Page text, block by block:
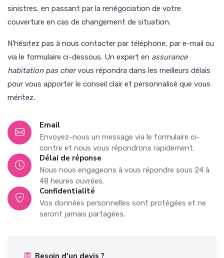
sinistres, en passant par la renégociation de votre
couverture en cas de changement de situation.
N'hésitez pas à nous contacter par téléphone, par e-mail ou
via le formulaire ci-dessous. Un expert en assurance
habitation pas chervous répondra dans les meilleurs délais
pour vous apporter le conseil clair et personnalisé que vous
méritez.
Email
Envoyez-nous un message via le formulaire ci-
contre et nous vous répondrons rapidement.
Délai de réponse
Nous nous engageons à vous répondre sous 24 à
48 heures ouvrées.
Confidentialité
Vos données personnelles sont protégées et ne
seront jamais partagées.
Besoin d'un devis ?